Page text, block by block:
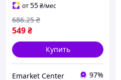
от55₴/мес
549₴
686.25 ₴
Купить
Emarket Center 97%